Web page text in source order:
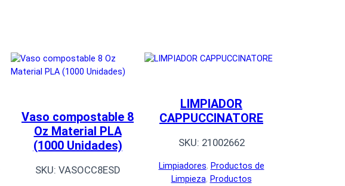
Vaso compostable 8
Oz Material PLA
(1000 Unidades)
SKU: VASOCC8ESD
LIMPIADOR
CAPPUCCINATORE
SKU: 21002662
Limpiadores, Productos de
Limpieza, Productos